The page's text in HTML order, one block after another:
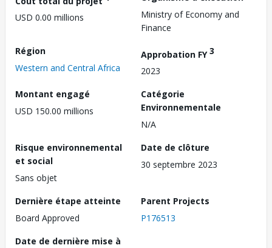
USD 0.00 millions
Ministry of Economy and
Finance
Région
Western and Central Africa
Approbation FY3
2023
Montant engagé
USD 150.00 millions
Catégorie
Environnementale
N/A
Risque environnemental
et social
Sans objet
Date de clôture
30 septembre 2023
Dernière étape atteinte
Board Approved
Parent Projects
P176513
Date de dernière mise à